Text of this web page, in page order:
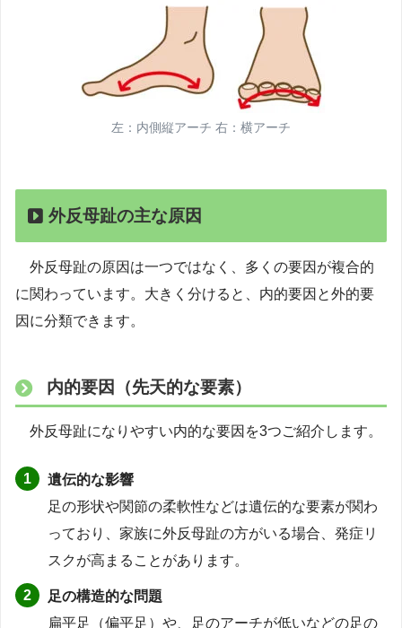
左：内側縦アーチ 右：横アーチ
外反母趾の主な原因
外反母趾の原因は一つではなく、多くの要因が複合的
に関わっています。大きく分けると、内的要因と外的要
因に分類できます。
内的要因（先天的な要素）
外反母趾になりやすい内的な要因を3つご紹介します。
遺伝的な影響
足の形状や関節の柔軟性などは遺伝的な要素が関わ
っており、家族に外反母趾の方がいる場合、発症リ
スクが高まることがあります。
足の構造的な問題
扁平足（偏平足）や、足のアーチが低いなどの足の